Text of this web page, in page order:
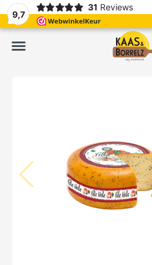
9,7
31 Reviews
Vaak volgende dag geleverd